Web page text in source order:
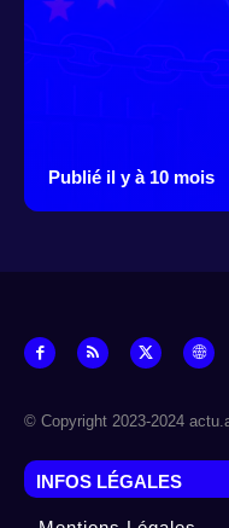
Publié il y à 10 mois
© Copyright 2023-2024
INFOS LÉGALES